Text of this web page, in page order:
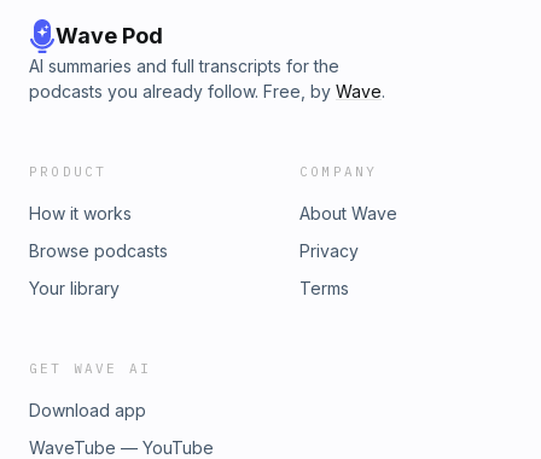
Wave Pod
AI summaries and full transcripts for the
podcasts you already follow. Free, by Wave.
PRODUCT
How it works
Browse podcasts
Your library
COMPANY
About Wave
Privacy
Terms
GET WAVE AI
Download app
WaveTube — YouTube